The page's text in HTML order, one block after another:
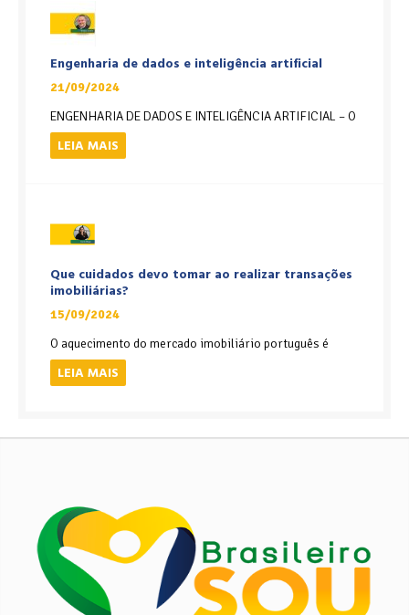
Engenharia de dados e inteligência artificial
21/09/2024
ENGENHARIA DE DADOS E INTELIGÊNCIA ARTIFICIAL – O
LEIA MAIS
Que cuidados devo tomar ao realizar transações
imobiliárias?
15/09/2024
O aquecimento do mercado imobiliário português é
LEIA MAIS